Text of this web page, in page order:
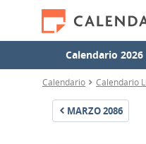
Calendario 2026
Calendario Calendario
MARZO2086